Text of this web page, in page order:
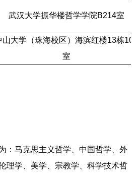
武汉大学振华楼哲学学院B214室
山大学（珠海校区）海滨红楼13栋
室
：马克思主义哲学、中国哲学、外
理学、美学、宗教学、科学技术哲